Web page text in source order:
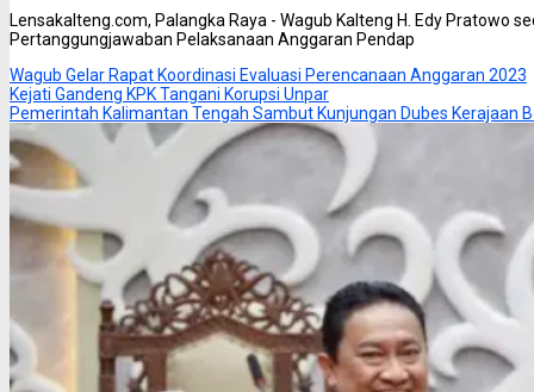
Lensakalteng.com, Palangka Raya - Wagub Kalteng H. Edy Pratowo
Pertanggungjawaban Pelaksanaan Anggaran Pendap
Wagub Gelar Rapat Koordinasi Evaluasi Perencanaan Anggaran 2023
Kejati Gandeng KPK Tangani Korupsi Unpar
Pemerintah Kalimantan Tengah Sambut Kunjungan Dubes Kerajaan